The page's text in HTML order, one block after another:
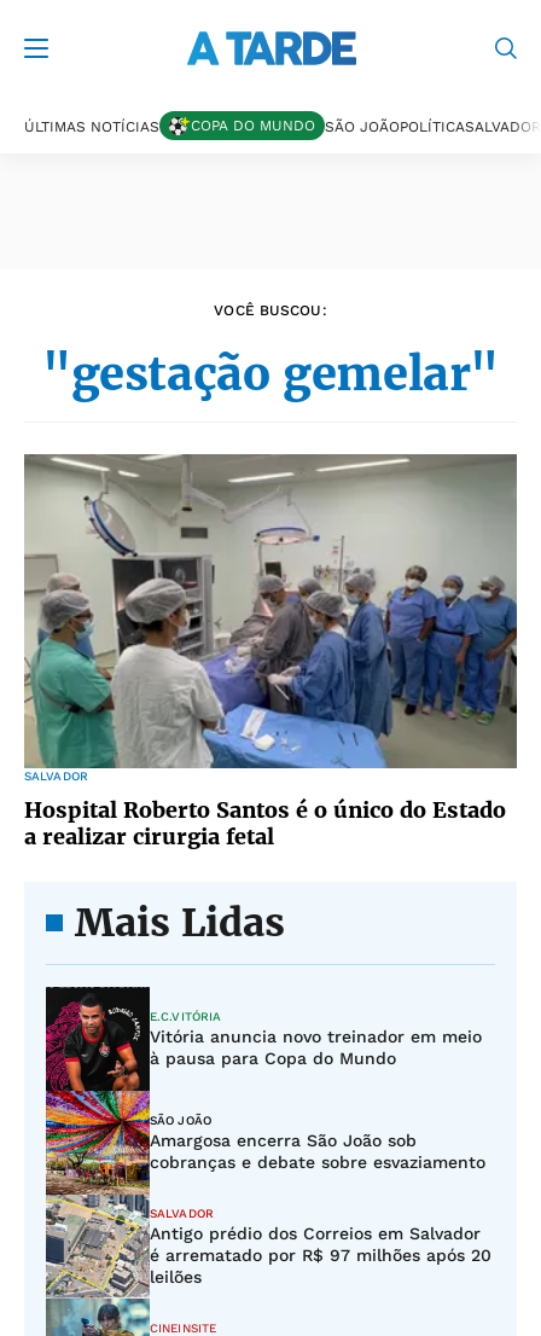
ÚLTIMAS NOTÍCIAS COPA DO MUNDO SÃO JOÃOPOLÍTICASALVADOR
VOCÊ BUSCOU:
"gestação gemelar"
SALVADOR
Hospital Roberto Santos é o único do Estado
a realizar cirurgia fetal
Mais Lidas
E.C.VITÓRIA
Vitória anuncia novo treinador em meio
à pausa para Copa do Mundo
SÃO JOÃO
Amargosa encerra São João sob
cobranças e debate sobre esvaziamento
SALVADOR
Antigo prédio dos Correios em Salvador
é arrematado por R$ 97 milhões após 20
leilões
CINEINSITE